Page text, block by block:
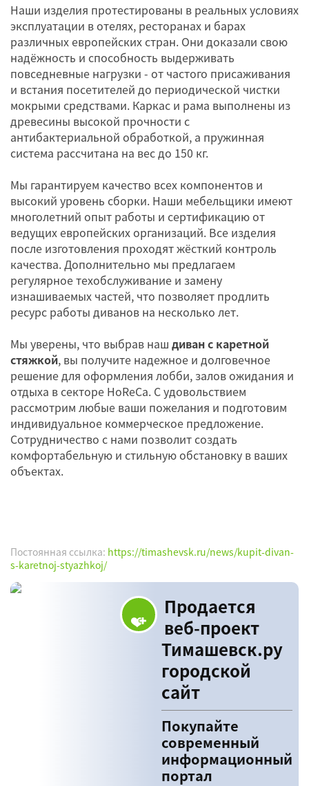
Наши изделия протестированы в реальных условиях
эксплуатации в отелях, ресторанах и барах
различных европейских стран. Они доказали свою
надёжность и способность выдерживать
повседневные нагрузки - от частого присаживания
и встания посетителей до периодической чистки
мокрыми средствами. Каркас и рама выполнены из
древесины высокой прочности с
антибактериальной обработкой, а пружинная
система рассчитана на вес до 150 кг.
Мы гарантируем качество всех компонентов и
высокий уровень сборки. Наши мебельщики имеют
многолетний опыт работы и сертификацию от
ведущих европейских организаций. Все изделия
после изготовления проходят жёсткий контроль
качества. Дополнительно мы предлагаем
регулярное техобслуживание и замену
изнашиваемых частей, что позволяет продлить
ресурс работы диванов на несколько лет.
Мы уверены, что выбрав наш диван с каретной
стяжкой, вы получите надежное и долговечное
решение для оформления лобби, залов ожидания и
отдыха в секторе HoReCa. С удовольствием
рассмотрим любые ваши пожелания и подготовим
индивидуальное коммерческое предложение.
Сотрудничество с нами позволит создать
комфортабельную и стильную обстановку в ваших
объектах.
Постоянная ссылка: https://timashevsk.ru/news/kupit-divan-
s-karetnoj-styazhkoj/
Продается
веб-проект
Тимашевск.ру
городской
сайт
Покупайте
современный
информационный
портал